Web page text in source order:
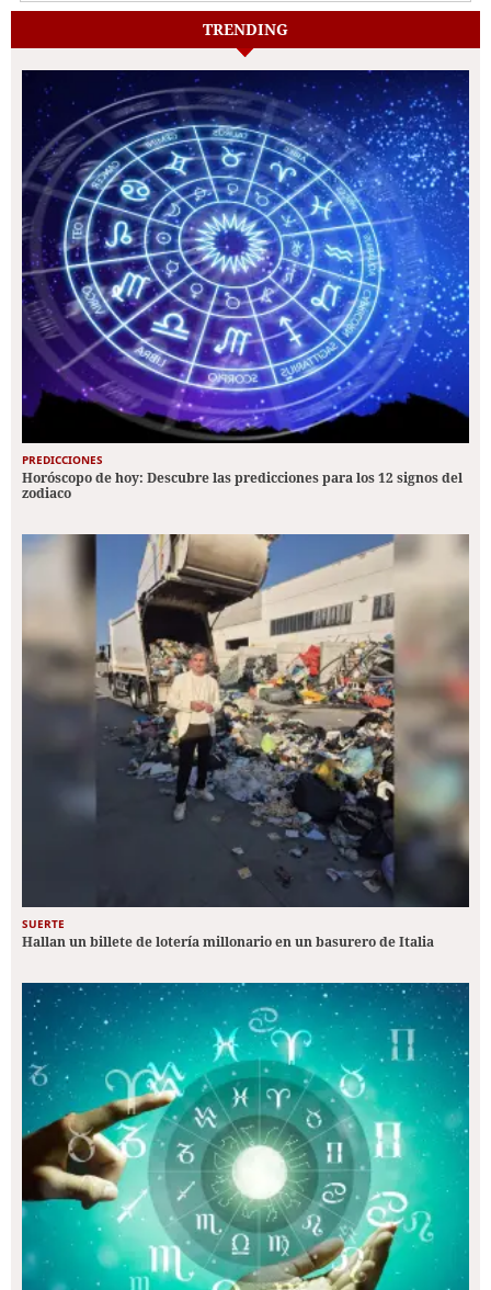
TRENDING
PREDICCIONES
Horóscopo de hoy: Descubre las predicciones para los 12 signos del
zodiaco
SUERTE
Hallan un billete de lotería millonario en un basurero de Italia